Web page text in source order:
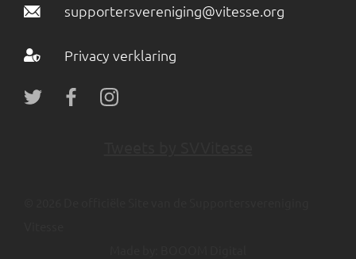
supportersvereniging@vitesse.org
Privacy verklaring